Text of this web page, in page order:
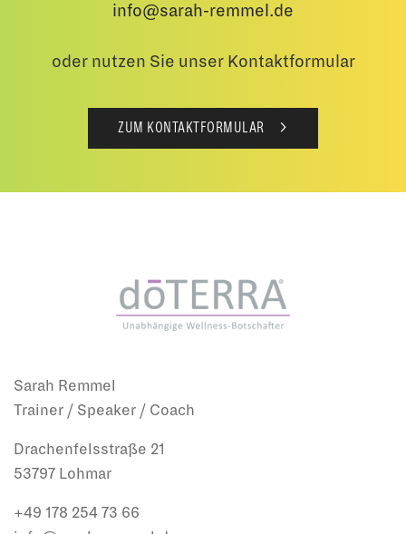
info@sarah-remmel.de
oder nutzen Sie unser Kontaktformular
ZUM KONTAKTFORMULAR
Sarah Remmel
Trainer / Speaker / Coach
Drachenfelsstraße 21
53797 Lohmar
+49 178 254 73 66